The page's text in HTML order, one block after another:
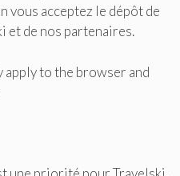
vous acceptez le dépôt de
et de nos partenaires.
to the browser and